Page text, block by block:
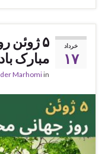
خرداد
۱۷
۵
مبارک باد
Marhomiin